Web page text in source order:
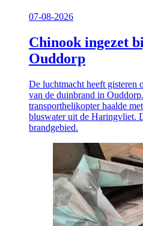
07-08-2026
Chinook ingezet
Ouddorp
De luchtmacht heeft gisteren
van de duinbrand in
transporthelikopter haalde
bluswater uit de Haringvliet.
brandgebied.